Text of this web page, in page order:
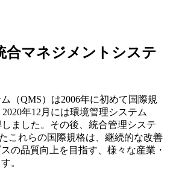
合マネジメントシステ
（QMS）は2006年に初めて国際規
年12月には環境管理システム
しました。その後、統合管理システ
これらの国際規格は、継続的な改善
の品質向上を目指す、様々な産業・
。